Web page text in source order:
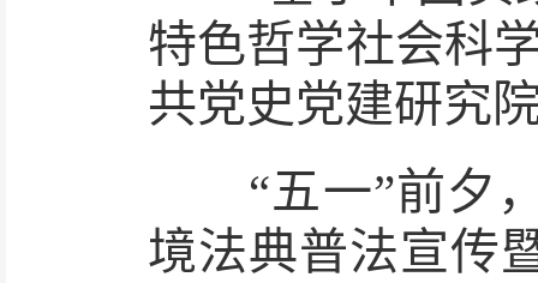
特色哲学社会科
共党史党建研究
“五一”前夕，
境法典普法宣传